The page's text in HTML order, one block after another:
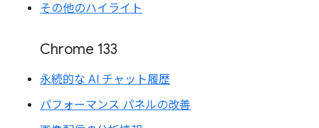
その他のハイライト
Chrome 133
永続的な AI チャット履歴
パフォーマンス パネルの改善